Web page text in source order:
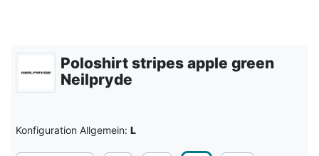
Poloshirt stripes apple green
Neilpryde
Konfiguration Allgemein: L